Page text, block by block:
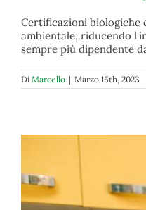
Certificazioni biologiche
ambientale, riducendo
sempre più dipendente
Di Marcello | Marzo 15th, 2023